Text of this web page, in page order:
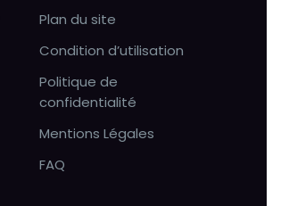
Plan du site
Condition d’utilisation
Politique de
confidentialité
Mentions Légales
FAQ